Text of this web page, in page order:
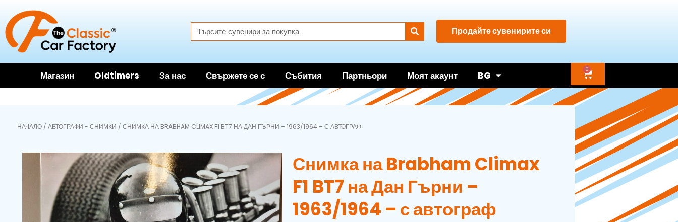
Продайте сувенирите си
Магазин Oldtimers За нас Свържете се с Събития Партньори Моят акаунт BG
0
НАЧАЛО / АВТОГРАФИ - СНИМКИ / СНИМКА НА BRABHAM CLIMAX F1 BT7 НА ДАН ГЪРНИ – 1963/1964 – С АВТОГРАФ
Снимка на Brabham Climax
F1 BT7 на Дан Гърни –
1963/1964 – с автограф